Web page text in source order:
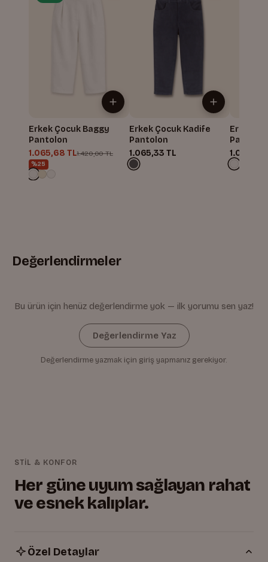
Erkek Çocuk Baggy
Pantolon
1.065,68 TL1.420,00 TL
%25
Erkek Çocuk Kadife
Pantolon
1.065,33 TL
Erkek
Pantolon
1.065,33
Değerlendirmeler
Bu ürün için henüz değerlendirme yok — ilk yorumu sen yaz!
Değerlendirme Yaz
Değerlendirme yazmak için giriş yapmanız gerekiyor.
STİL & KONFOR
Her güne uyum sağlayan rahat
ve esnek kalıplar.
Özel Detaylar